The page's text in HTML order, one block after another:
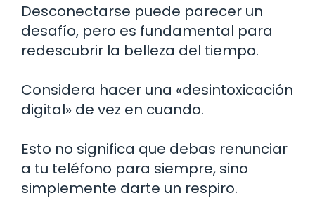
Desconectarse puede parecer un
desafío, pero es fundamental para
redescubrir la belleza del tiempo.
Considera hacer una «desintoxicación
digital» de vez en cuando.
Esto no significa que debas renunciar
a tu teléfono para siempre, sino
simplemente darte un respiro.